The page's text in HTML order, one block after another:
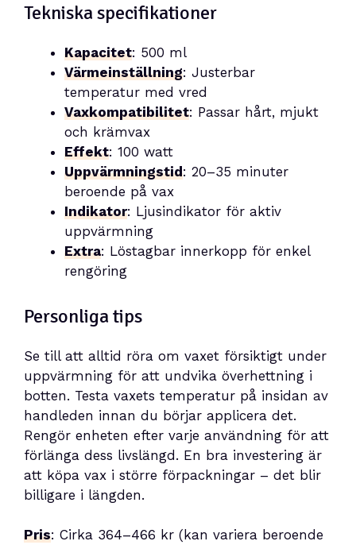
Tekniska specifikationer
Kapacitet: 500 ml
Värmeinställning: Justerbar
temperatur med vred
Vaxkompatibilitet: Passar hårt, mjukt
och krämvax
Effekt: 100 watt
Uppvärmningstid: 20–35 minuter
beroende på vax
Indikator: Ljusindikator för aktiv
uppvärmning
Extra: Löstagbar innerkopp för enkel
rengöring
Personliga tips
Se till att alltid röra om vaxet försiktigt under
uppvärmning för att undvika överhettning i
botten. Testa vaxets temperatur på insidan av
handleden innan du börjar applicera det.
Rengör enheten efter varje användning för att
förlänga dess livslängd. En bra investering är
att köpa vax i större förpackningar – det blir
billigare i längden.
Pris: Cirka 364–466 kr (kan variera beroende